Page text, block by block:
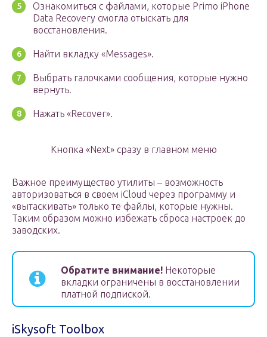
Ознакомиться с файлами, которые Primo iPhone
Data Recovery смогла отыскать для
восстановления.
Найти вкладку «Messages».
Выбрать галочками сообщения, которые нужно
вернуть.
Нажать «Recover».
Кнопка «Next» сразу в главном меню
Важное преимущество утилиты – возможность
авторизоваться в своем iCloud через программу и
«вытаскивать» только те файлы, которые нужны.
Таким образом можно избежать сброса настроек до
заводских.
Обратите внимание! Некоторые
вкладки ограничены в восстановлении
платной подпиской.
iSkysoft Toolbox